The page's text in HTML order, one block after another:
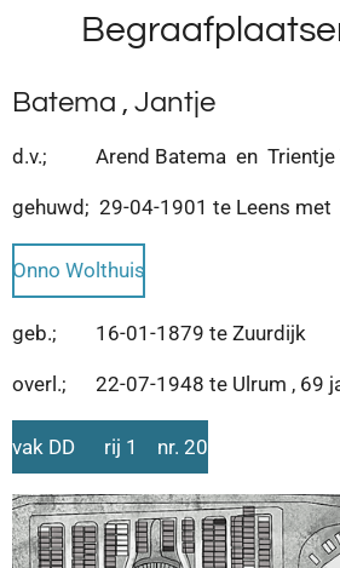
naar
de
hoofdinhoud
Batema , Jantje
d.v.; Arend Batema en Trientje
gehuwd; 29-04-1901 te Leens met
Onno Wolthuis
geb.; 16-01-1879 te Zuurdijk
overl.; 22-07-1948 te Ulrum , 69
vak DD rij 1 nr. 20